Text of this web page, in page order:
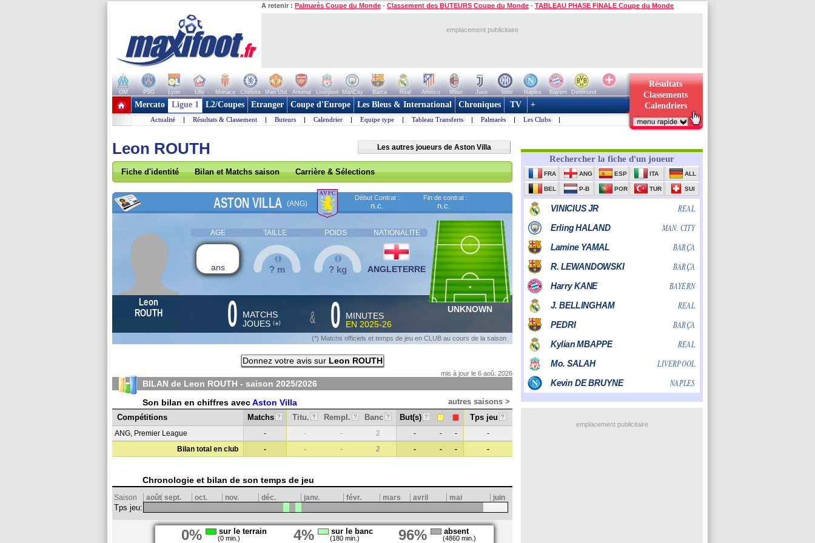
A retenir : Palmarès Coupe du Monde - Classement des BUTEURS Coupe du Monde - TABLEAU PHASE FINALE Coupe du Monde
emplacement publicitaire
OM PSG Lyon Lille Monaco Chelsea Man Utd Arsenal Liverpool ManCity Barca Real Atletico Milan Juve Inter Naples Bayern
Dortmund
+ de clubs
Résultats
Classements
Calendriers
Mercato Ligue 1 L2/Coupes Etranger Coupe d'Europe Les Bleus & International Chroniques TV +
Actualité | Résultats & Classement | Buteurs | Calendrier | Equipe type | Tableau Transferts | Palmarès | Les Clubs |
Leon ROUTH Les autres joueurs de Aston Villa
Fiche d'identité Bilan et Matchs saison Carrière & Sélections
ASTON VILLA (ANG)
Début Contrat :
n.c.
Fin de contrat :
n.c.
AGE TAILLE POIDS NATIONALITE
ans ? m ? kg ANGLETERRE
Leon
ROUTH
0 MATCHS
JOUES (*) & 0
MINUTES
EN 2025-26
UNKNOWN
(*) Matchs officiels et temps de jeu en CLUB au cours de la saison
Donnez votre avis sur Leon ROUTH
mis à jour le 6 aoû. 2026
BILAN de Leon ROUTH - saison 2025/2026
Son bilan en chiffres avecAston Villa
autres saisons >
Compétitions
Matchs ? Titu. ? Rempl. ? Banc ? But(s) ? Tps jeu ?
ANG, Premier League - - - 2 - - -
-
Bilan total en club
- - - 2 - - - -
Chronologie et bilan de son temps de jeu
Saison août sept. oct. nov. déc. janv. févr. mars avril mai juin
Tps jeu:
0% sur le terrain
(0 min.) 4% sur le banc
(180 min.) 96% absent
(4860 min.)
emplacement publicitaire